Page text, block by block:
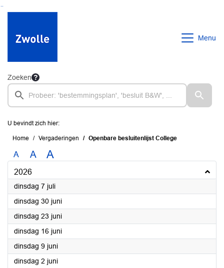
Ga naar de inhoud van deze pagina
Ga naar het zoeken
Ga naar het menu
Menu
Zoeken
U bevindt zich hier:
Home Vergaderingen Openbare besluitenlijst College
A A A
2026
dinsdag 7 juli2026
dinsdag 30 juni2026
dinsdag 23 juni2026
dinsdag 16 juni2026
dinsdag 9 juni2026
dinsdag 2 juni2026